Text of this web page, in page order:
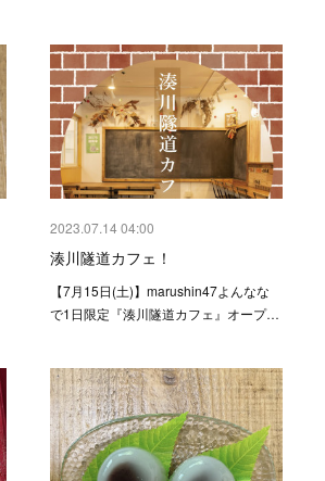
2023.07.14 04:00
湊川隧道カフェ！
【7月15日(土)】marushin47よんなな
で1日限定『湊川隧道カフェ』オープ…